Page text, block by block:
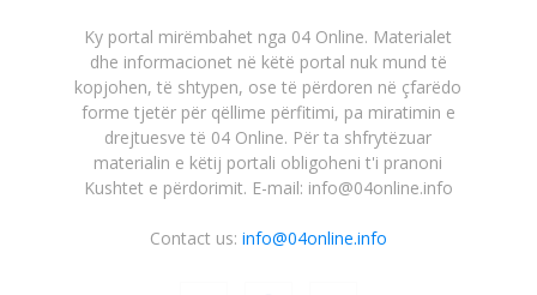
Ky portal mirëmbahet nga 04 Online. Materialet
dhe informacionet në këtë portal nuk mund të
kopjohen, të shtypen, ose të përdoren në çfarëdo
forme tjetër për qëllime përfitimi, pa miratimin e
drejtuesve të 04 Online. Për ta shfrytëzuar
materialin e këtij portali obligoheni t'i pranoni
Kushtet e përdorimit. E-mail: info@04online.info
Contact us: info@04online.info